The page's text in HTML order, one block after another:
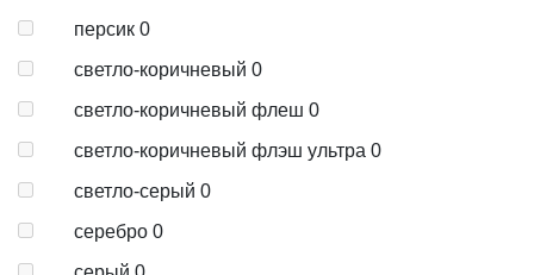
персик 0
светло-коричневый 0
светло-коричневый флеш 0
светло-коричневый флэш ультра 0
светло-серый 0
серебро 0